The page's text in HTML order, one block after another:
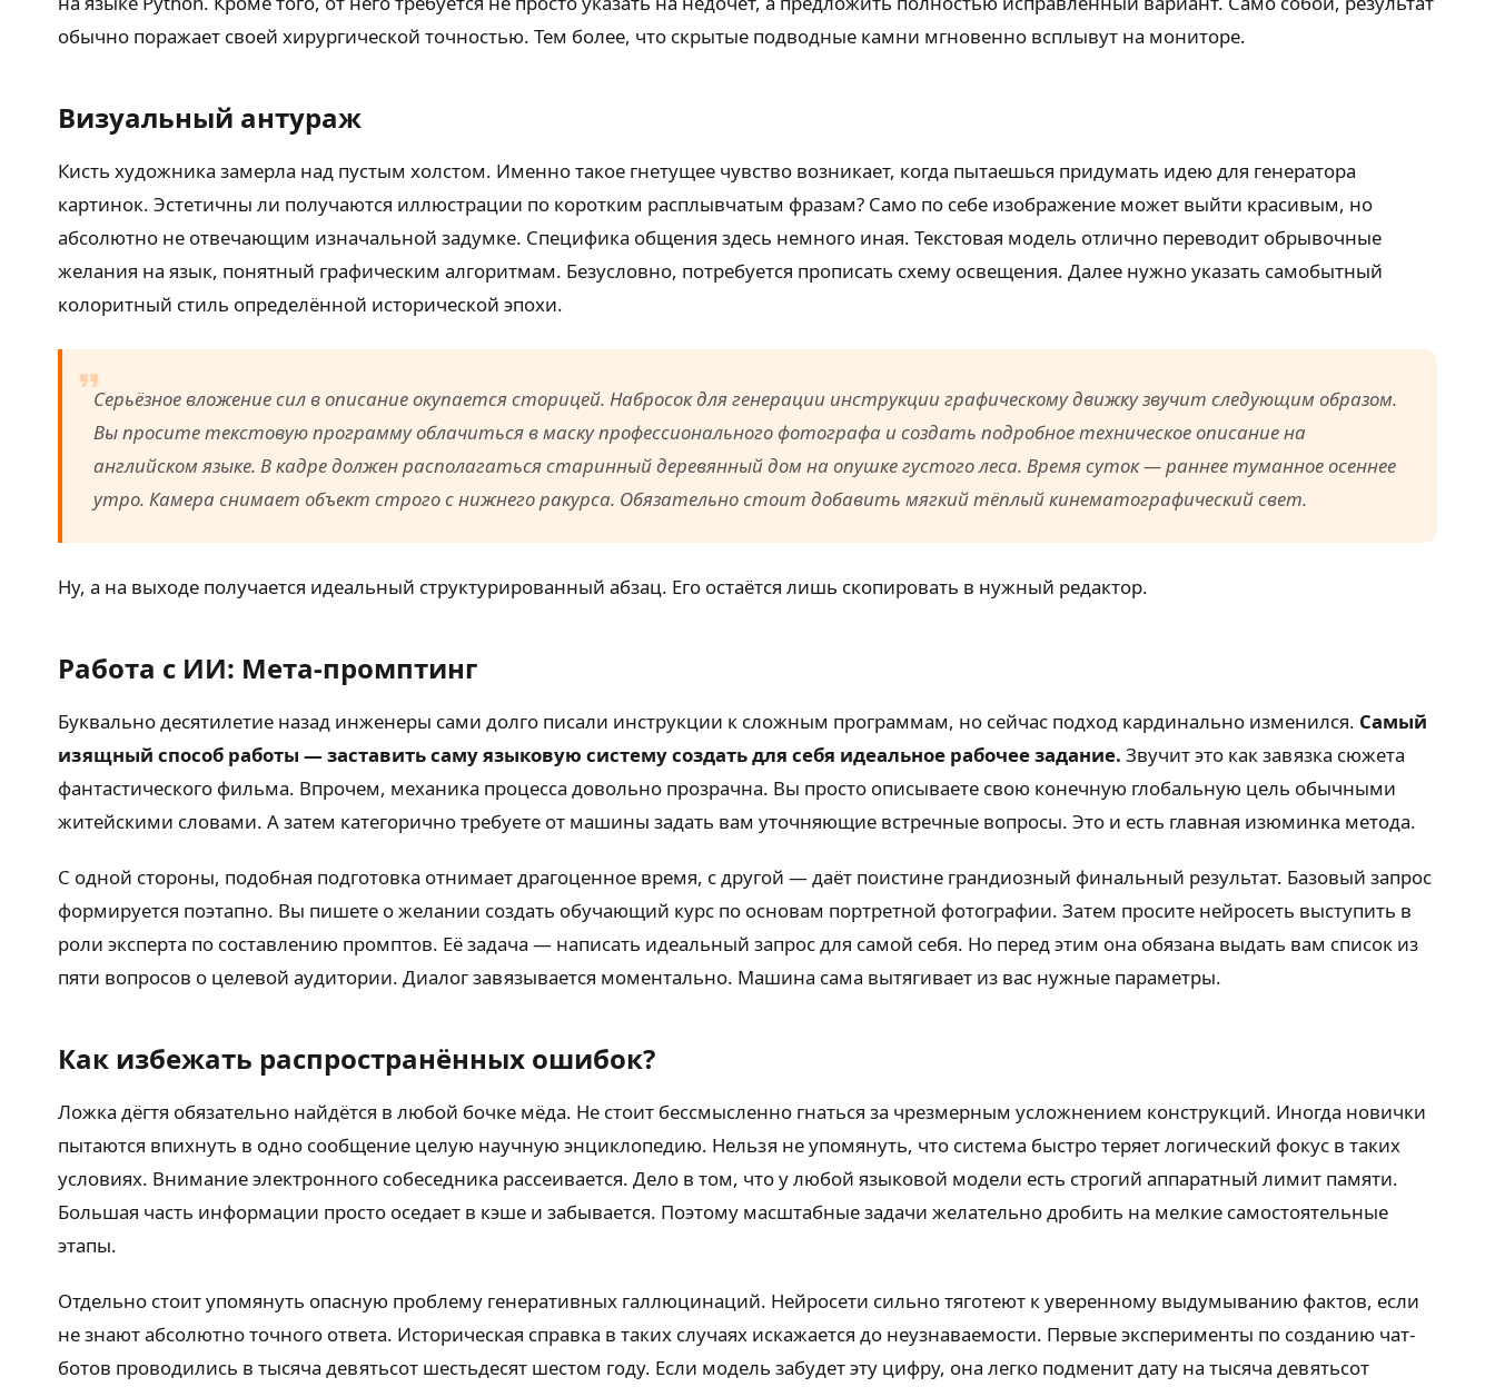
обычно поражает своей хирургической точностью. Тем более, что скрытые подводные камни мгновенно всплывут на мониторе.
Визуальный антураж
Кисть художника замерла над пустым холстом. Именно такое гнетущее чувство возникает, когда пытаешься придумать идею для генератора
картинок. Эстетичны ли получаются иллюстрации по коротким расплывчатым фразам? Само по себе изображение может выйти красивым, но
абсолютно не отвечающим изначальной задумке. Специфика общения здесь немного иная. Текстовая модель отлично переводит обрывочные
желания на язык, понятный графическим алгоритмам. Безусловно, потребуется прописать схему освещения. Далее нужно указать самобытный
колоритный стиль определённой исторической эпохи.
Серьёзное вложение сил в описание окупается сторицей. Набросок для генерации инструкции графическому движку звучит следующим образом.
Вы просите текстовую программу облачиться в маску профессионального фотографа и создать подробное техническое описание на
английском языке. В кадре должен располагаться старинный деревянный дом на опушке густого леса. Время суток — раннее туманное осеннее
утро. Камера снимает объект строго с нижнего ракурса. Обязательно стоит добавить мягкий тёплый кинематографический свет.
Ну, а на выходе получается идеальный структурированный абзац. Его остаётся лишь скопировать в нужный редактор.
Работа с ИИ: Мета-промптинг
Буквально десятилетие назад инженеры сами долго писали инструкции к сложным программам, но сейчас подход кардинально изменился. Самый
изящный способ работы — заставить саму языковую систему создать для себя идеальное рабочее задание. Звучит это как завязка сюжета
фантастического фильма. Впрочем, механика процесса довольно прозрачна. Вы просто описываете свою конечную глобальную цель обычными
житейскими словами. А затем категорично требуете от машины задать вам уточняющие встречные вопросы. Это и есть главная изюминка метода.
С одной стороны, подобная подготовка отнимает драгоценное время, с другой — даёт поистине грандиозный финальный результат. Базовый запрос
формируется поэтапно. Вы пишете о желании создать обучающий курс по основам портретной фотографии. Затем просите нейросеть выступить в
роли эксперта по составлению промптов. Её задача — написать идеальный запрос для самой себя. Но перед этим она обязана выдать вам список из
пяти вопросов о целевой аудитории. Диалог завязывается моментально. Машина сама вытягивает из вас нужные параметры.
Как избежать распространённых ошибок?
Ложка дёгтя обязательно найдётся в любой бочке мёда. Не стоит бессмысленно гнаться за чрезмерным усложнением конструкций. Иногда новички
пытаются впихнуть в одно сообщение целую научную энциклопедию. Нельзя не упомянуть, что система быстро теряет логический фокус в таких
условиях. Внимание электронного собеседника рассеивается. Дело в том, что у любой языковой модели есть строгий аппаратный лимит памяти.
Большая часть информации просто оседает в кэше и забывается. Поэтому масштабные задачи желательно дробить на мелкие самостоятельные
этапы.
Отдельно стоит упомянуть опасную проблему генеративных галлюцинаций. Нейросети сильно тяготеют к уверенному выдумыванию фактов, если
не знают абсолютно точного ответа. Историческая справка в таких случаях искажается до неузнаваемости. Первые эксперименты по созданию чат-
ботов проводились в тысяча девятьсот шестьдесят шестом году. Если модель забудет эту цифру, она легко подменит дату на тысяча девятьсот